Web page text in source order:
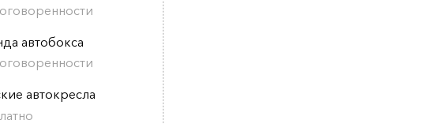
автобокса
автокресла